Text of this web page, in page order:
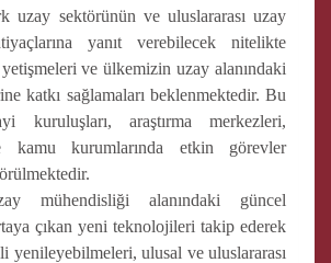
uzay sektörünün ve uluslararası uzay
yanıt verebilecek nitelikte
ve ülkemizin uzay alanındaki
katkı sağlamaları beklenmektedir. Bu
kuruluşları, araştırma merkezleri,
kamu kurumlarında etkin görevler
mühendisliği alanındaki güncel
çıkan yeni teknolojileri takip ederek
yenileyebilmeleri, ulusal ve uluslararası